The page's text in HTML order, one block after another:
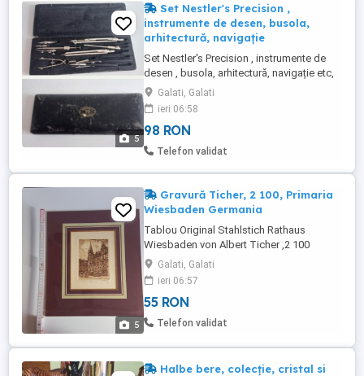
5
Set Nestler's Precision ,
instrumente de desen, busola,
arhitectură, navigație
Set Nestler's Precision , instrumente de
desen , busola, arhitectură, navigație etc,
în cutie originală, set arhitectural (Busolă
Nestler de epocă). Set foarte rar, piesele
in stare excelentă, doar carcasa are urme
de uzură... Acest set de instrumente de
desenat de epocă Nestler este un must-
Galati, Galati
ieri 06:58
98 RON
Telefon validat
5
Gravură Ticher, 2 100, Primaria
Wiesbaden Germania
Tablou Original Stahlstich Rathaus
Wiesbaden von Albert Ticher ,2 100
,Gravură originală a Primariei Wiesbaden
de Ticher, semnată , frumos încadrata de
un passepartout maro și auriu cu o folie
de plastic pt.protectie. Compoziție
verticală. Dimensiunile sunt conform
Galati, Galati
ieri 06:57
55 RON
Telefon validat
Halbe bere, colecție, cristal si